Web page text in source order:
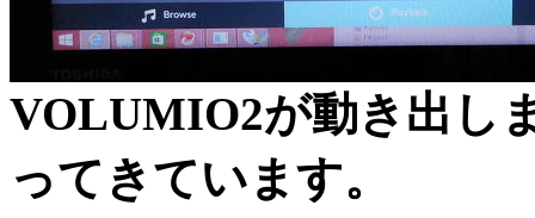
VOLUMIO2が動き出し
ってきています。